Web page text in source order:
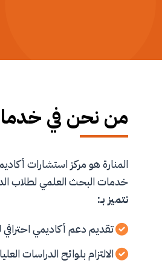
من نحن في
المنارة هو مركز استشارات
خدمات البحث العلمي لطلاب
نتميز بـ:
تقديم دعم أكاديمي احترافي
الالتزام بلوائح الدراسات